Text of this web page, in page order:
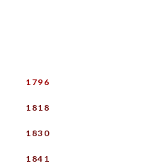
1796
1818
1830
1841